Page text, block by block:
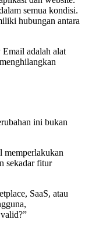
semua kondisi.
hubungan antara
adalah alat
ini bukan
memperlakukan
sekadar fitur
SaaS, atau